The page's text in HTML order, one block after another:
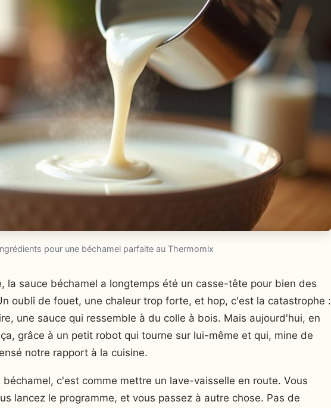
pour une béchamel parfaite au Thermomix
la sauce béchamel a longtemps été un casse-tête pour bien des
oubli de fouet, une chaleur trop forte, et hop, c'est la catastrophe :
une sauce qui ressemble à du colle à bois. Mais aujourd'hui, en
grâce à un petit robot qui tourne sur lui-même et qui, mine de
notre rapport à la cuisine.
c'est comme mettre un lave-vaisselle en route. Vous
lancez le programme, et vous passez à autre chose. Pas de